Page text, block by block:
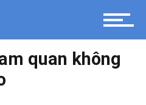
quan không